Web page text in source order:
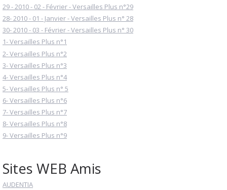
29 - 2010 - 02 - Février - Versailles Plus n°29
28- 2010 - 01 - Janvier - Versailles Plus n° 28
30- 2010 - 03 - Février - Versailles Plus n° 30
1- Versailles Plus n°1
2- Versailles Plus n°2
3- Versailles Plus n°3
4- Versailles Plus n°4
5- Versailles Plus n° 5
6- Versailles Plus n°6
7- Versailles Plus n°7
8- Versailles Plus n°8
9- Versailles Plus n°9
Sites WEB Amis
AUDENTIA